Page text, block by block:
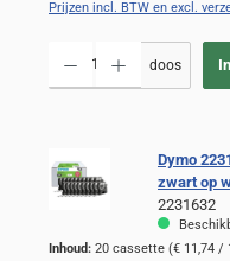
Prijzen incl. BTW en excl.
doos
Dymo
zwart op
2231632
Inhoud: 20 cassette (€ 11,74 /